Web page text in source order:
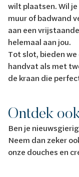
wilt plaatsen. Wil
muur of badwand
aan een
helemaal aan jou.
Tot slot, bieden
handvat als met
de kraan die
Ontdek
Ben je
Neem dan zeker
onze douches en